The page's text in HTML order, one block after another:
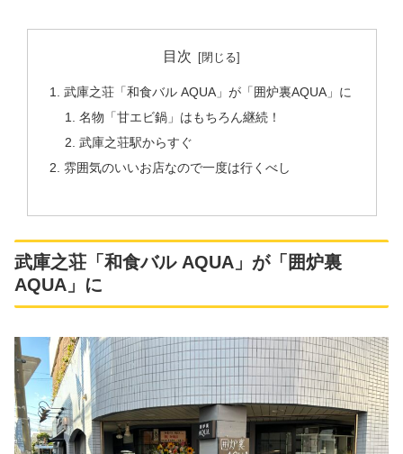
目次
武庫之荘「和食バル AQUA」が「囲炉裏AQUA」に
名物「甘エビ鍋」はもちろん継続！
武庫之荘駅からすぐ
雰囲気のいいお店なので一度は行くべし
武庫之荘「和食バル AQUA」が「囲炉裏
AQUA」に